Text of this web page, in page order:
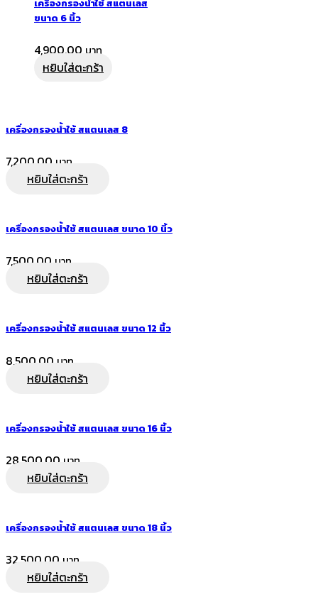
เครื่องกรองน้ำใช้ สแตนเลส
ขนาด 6 นิ้ว
4,900.00
หยิบใส่ตะกร้า
เครื่องกรองน้ำใช้ สแตนเลส 8
7,200.00
หยิบใส่ตะกร้า
เครื่องกรองน้ำใช้ สแตนเลส ขนาด 10 นิ้ว
7,500.00
หยิบใส่ตะกร้า
เครื่องกรองน้ำใช้ สแตนเลส ขนาด 12 นิ้ว
8,500.00
หยิบใส่ตะกร้า
เครื่องกรองน้ำใช้ สแตนเลส ขนาด 16 นิ้ว
28,500.00
หยิบใส่ตะกร้า
เครื่องกรองน้ำใช้ สแตนเลส ขนาด 18 นิ้ว
32,500.00
หยิบใส่ตะกร้า